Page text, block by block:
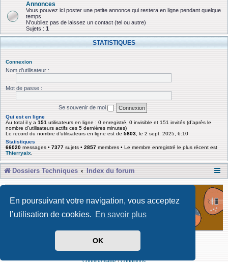
En poursuivant votre navigation, vous acceptez
l’utilisation de cookies. En savoir plus
OK
Annonces
Vous pouvez ici poster une petite annonce qui restera en ligne pendant quelque
temps.
N'oubliez pas de laissez un contact (tel ou autre)
Sujets : 1
STATISTIQUES
Connexion
Nom d’utilisateur :
Mot de passe :
Se souvenir de moi
Qui est en ligne
Au total il y a 151 utilisateurs en ligne : 0 enregistré, 0 invisible et 151 invités (d’après le
nombre d’utilisateurs actifs ces 5 dernières minutes)
Le record du nombre d’utilisateurs en ligne est de 5803 , le 2 sept. 2025, 6:10
Statistiques
66020 messages • 7377 sujets • 2857 membres • Le membre enregistré le plus récent est
Thierryaix
Dossiers Techniques Index du forum
Développé par Forum Software © phpBB Limited
Traduit par phpBB-fr
Confidentialité|Conditions